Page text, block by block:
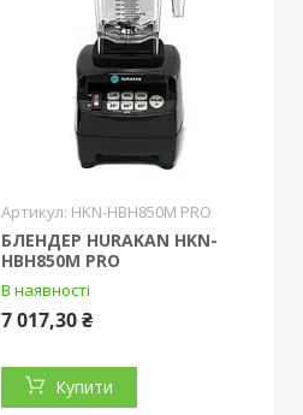
HKN-HBH850M PRO
БЛЕНДЕР HURAKAN HKN-
HBH850M PRO
В наявності
7 017,30 ₴
Купити